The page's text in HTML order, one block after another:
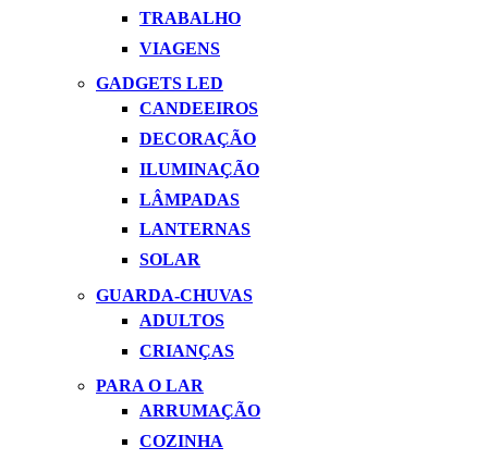
TRABALHO
VIAGENS
GADGETS LED
CANDEEIROS
DECORAÇÃO
ILUMINAÇÃO
LÂMPADAS
LANTERNAS
SOLAR
GUARDA-CHUVAS
ADULTOS
CRIANÇAS
PARA O LAR
ARRUMAÇÃO
COZINHA